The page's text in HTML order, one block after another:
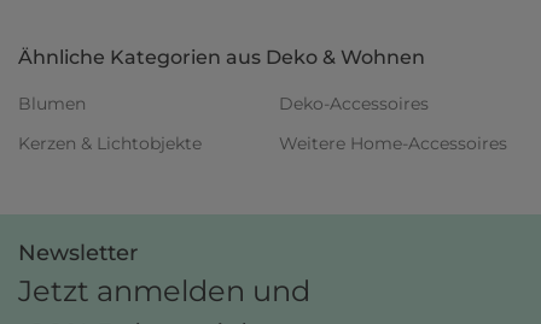
Ähnliche Kategorien aus Deko & Wohnen
Blumen
Deko-Accessoires
Kerzen & Lichtobjekte
Weitere Home-Accessoires
Newsletter
Jetzt anmelden und